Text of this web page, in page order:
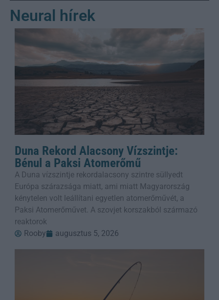
Neural hírek
Duna Rekord Alacsony Vízszintje:
Bénul a Paksi Atomerőmű
A Duna vízszintje rekordalacsony szintre süllyedt
Európa szárazsága miatt, ami miatt Magyarország
kénytelen volt leállítani egyetlen atomerőművét, a
Paksi Atomerőművet. A szovjet korszakból származó
reaktorok
Rooby
augusztus 5, 2026